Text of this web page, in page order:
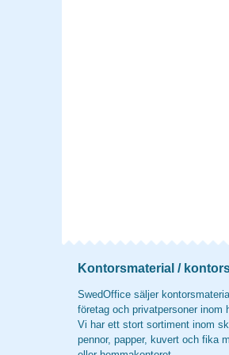
Kontorsmaterial /
SwedOffice säljer
företag och privatpersoner inom
Vi har ett stort sortiment inom
pennor, papper, kuvert och fika